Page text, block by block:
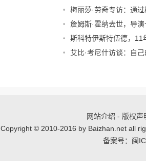
梅丽莎·劳奇专访：通
詹姆斯·霍纳去世，导
斯科特伊斯特伍德，11
艾比·考尼什访谈：自
网站介绍 - 版权声
Copyright © 2010-2016 by Baizhan.net all
备案号：闽